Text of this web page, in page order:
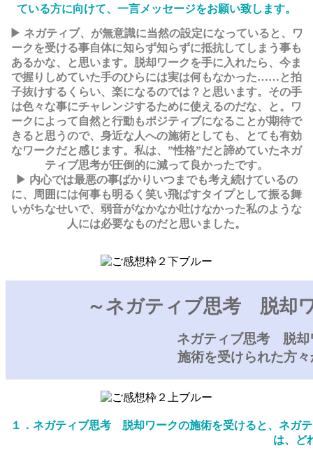
ている方に向けて、一言メッセージをお願い致します。
▶ ネガティブ、が無意識に当然の設定になっていると、ワ
ークを受ける事自体に知らず知らずに抵抗してしまう事も
あるかな、と思います。脱却ワークを手に入れたら、今ま
で握りしめていた手のひらには実は何もなかった……と拍
子抜けするくらい、楽になるのでは？と思います。その手
は色々な事にチャレンジするために使えるのだな、と。ワ
ークによって自然と行動もポジティブになることが期待で
きると思うので、身近な人への施術としても、とても有効
なワークだと感じます。私は、”性格”だと諦めていたネガ
ティブ思考が圧倒的に減って良かったです。
▶ 内心では最悪の事ばかりいつまでも考え続けているの
に、周囲には何事も明るく笑い飛ばすタイプとして振る舞
いがちなせいで、弱音がなかなか吐けなかった私のような
人には必要なものだと思いました。
～ネガティブ思考 脱却
ネガティブ思考 脱却
施術を受けられた方
１．ネガティブ思考 脱却ワークの施術を受けると、ネガ
は、ど